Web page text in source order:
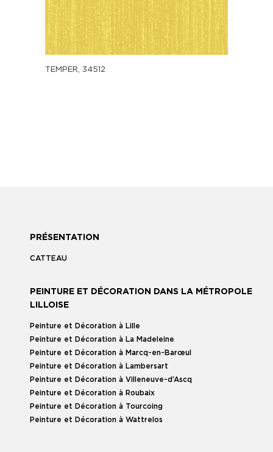
TEMPER, 34512
PRÉSENTATION
CATTEAU
PEINTURE ET DÉCORATION DANS LA MÉTROPOLE
LILLOISE
Peinture et Décoration à Lille
Peinture et Décoration à La Madeleine
Peinture et Décoration à Marcq-en-Barœul
Peinture et Décoration à Lambersart
Peinture et Décoration à Villeneuve-d’Ascq
Peinture et Décoration à Roubaix
Peinture et Décoration à Tourcoing
Peinture et Décoration à Wattrelos